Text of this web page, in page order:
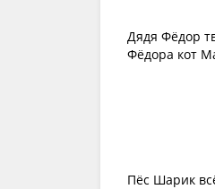
Дядя Фёдор
Фёдора кот
Пёс Шарик